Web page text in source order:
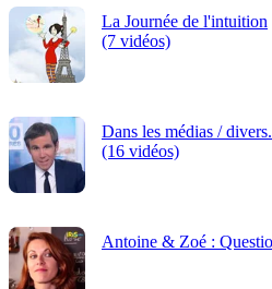
La Journée de l'intuition
(7 vidéos)
Dans les médias /
(16 vidéos)
Antoine & Zoé :